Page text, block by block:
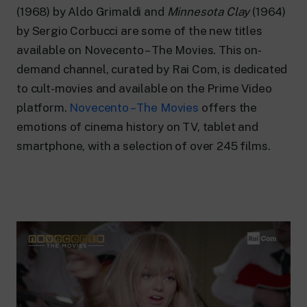
Cultural insights on Art, Literature,
History and much more.
Rai Cultura
For secondary schools, universities,
teachers and adult education.
(1968) by Aldo Grimaldi and Minnesota Clay(1964)
by Sergio Corbucci are some of the new titles
available on Novecento – The Movies. This on-
demand channel, curated by Rai Com, is dedicated
to cult-movies and available on the Prime Video
platform. Novecento – The Movies offers the
emotions of cinema history on TV, tablet and
smartphone, with a selection of over 245 films.